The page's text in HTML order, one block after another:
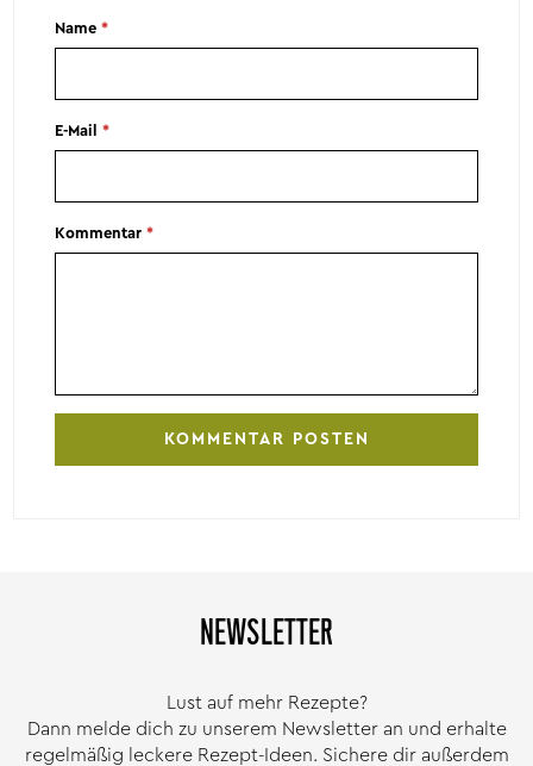
Name*
E-Mail*
Kommentar*
NEWSLETTER
Lust auf mehr Rezepte?
Dann melde dich zu unserem Newsletter an und erhalte
regelmäßig leckere Rezept-Ideen. Sichere dir außerdem